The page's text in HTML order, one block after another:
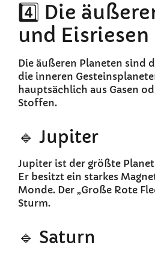
4️⃣ Die
und Eisriesen
Die äußeren Planeten sind
die inneren
hauptsächlich aus Gasen
Stoffen.
🔹 Jupiter
Jupiter ist der größte
Er besitzt ein starkes
Monde. Der „Große Rote
Sturm.
🔹 Saturn